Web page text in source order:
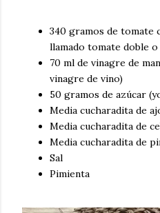
340 gramos de tomate
llamado tomate doble
70 ml de vinagre de
vinagre de vino)
50 gramos de azúcar
Media cucharadita de
Media cucharadita de
Media cucharadita de
Sal
Pimienta